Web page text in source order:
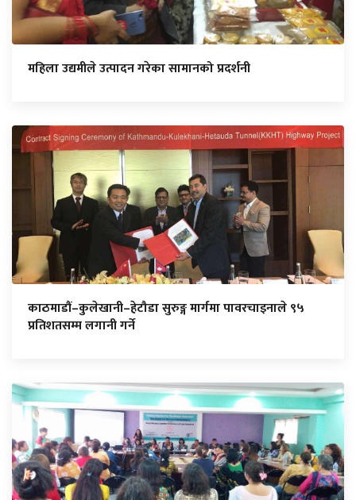
महिला उद्यमीले उत्पादन गरेका सामानको प्रदर्शनी
काठमाडौं–कुलेखानी–हेटौडा सुरुङ्ग मार्गमा पावरचाइनाले ९५
प्रतिशतसम्म लगानी गर्ने